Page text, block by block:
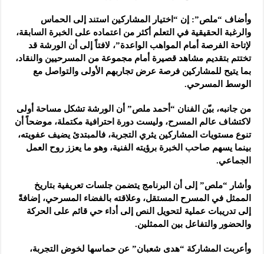
وأضاف “ملص”: إن “اختيار المشاركين استند إلى الحماس
والرغبة الحقيقية في التعلم أكثر من اعتماده على الخبرة السابقة،
لإتاحة الفرصة أمام المواهب الواعدة”، لافتاً إلى أن الورشة قد
تختتم بتقديم مشاهد قصيرة أمام مجموعة من المسرحيين والنقاد،
بما يتيح للمشاركين فرصة عرض تجاربهم الأولى والتواصل مع
الوسط المسرحي.
من جانبه، بيّن الفنان “أحمد ملص” أن الورشة تشكل مساحة أولى
لاكتشاف عالم المسرح، وليست دورة احترافية مكتملة، موضحاً أن
تنوع مستويات المشاركين يثري التجربة، فالمبتدئ يضيف عفويته،
بينما يسهم صاحب الخبرة برؤيته الفنية، وهو ما يعزز روح العمل
الجماعي.
وأشار “ملص” إلى أن البرنامج يتضمن جلسات تعريفية بتاريخ
الممثل في المسرح المستقل، وعلاقته بالفضاء المسرحي، إضافةً
إلى تدريبات عملية لتحويل النص إلى أداء حي قائم على الحركة
والحضور والتفاعل بين الممثلين.
وأعربت المشاركة “هدى شعبان” عن حماسها لخوض التجربة،